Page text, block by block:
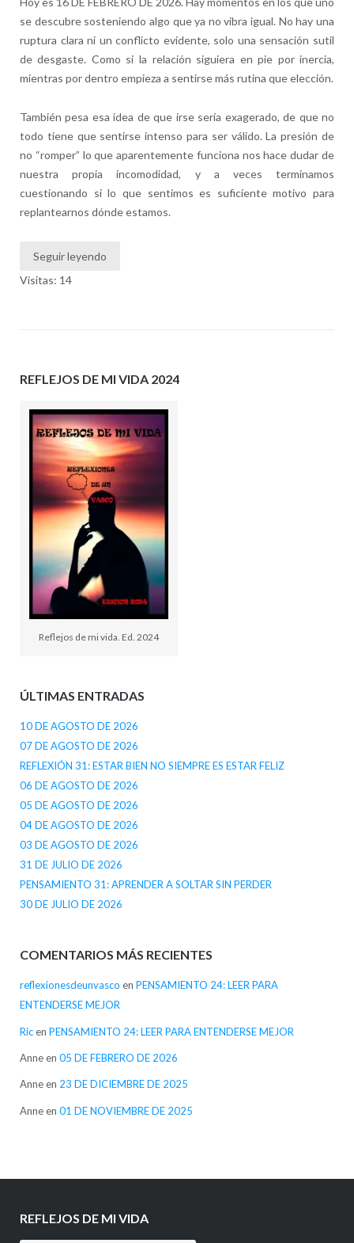
se descubre sosteniendo algo que ya no vibra igual. No hay una
ruptura clara ni un conflicto evidente, solo una sensación sutil
de desgaste. Como si la relación siguiera en pie por inercia,
mientras por dentro empieza a sentirse más rutina que elección.
También pesa esa idea de que irse sería exagerado, de que no
todo tiene que sentirse intenso para ser válido. La presión de
no “romper” lo que aparentemente funciona nos hace dudar de
nuestra propia incomodidad, y a veces terminamos
cuestionando si lo que sentimos es suficiente motivo para
replantearnos dónde estamos.
Seguir leyendo
Visitas: 14
REFLEJOS DE MI VIDA 2024
Reflejos de mi vida. Ed. 2024
ÚLTIMAS ENTRADAS
10 DE AGOSTO DE 2026
07 DE AGOSTO DE 2026
REFLEXIÓN 31: ESTAR BIEN NO SIEMPRE ES ESTAR FELIZ
06 DE AGOSTO DE 2026
05 DE AGOSTO DE 2026
04 DE AGOSTO DE 2026
03 DE AGOSTO DE 2026
31 DE JULIO DE 2026
PENSAMIENTO 31: APRENDER A SOLTAR SIN PERDER
30 DE JULIO DE 2026
COMENTARIOS MÁS RECIENTES
reflexionesdeunvasco en PENSAMIENTO 24: LEER PARA
ENTENDERSE MEJOR
Ricen PENSAMIENTO 24: LEER PARA ENTENDERSE MEJOR
Anneen 05 DE FEBRERO DE 2026
Anneen 23 DE DICIEMBRE DE 2025
Anneen 01 DE NOVIEMBRE DE 2025
REFLEJOS DE MI VIDA